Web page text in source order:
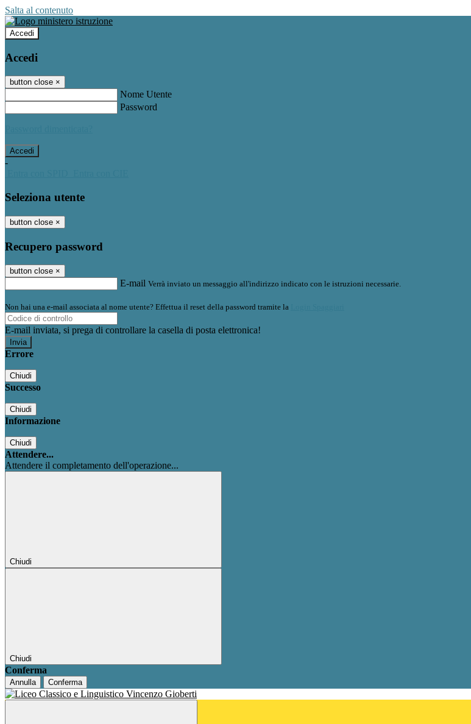
Salta al contenuto
Accedi
Accedi
button close ×
Nome Utente
Password
-
Seleziona utente
button close ×
Recupero password
button close ×
E-mail Verrà inviato un messaggio all'indirizzo indicato con le istruzioni necessarie.
Non hai una e-mail associata al nome utente? Effettua il reset della password tramite la
E-mail inviata, si prega di controllare la casella di posta elettronica!
Errore
Chiudi
Successo
Chiudi
Informazione
Chiudi
Attendere...
Attendere il completamento dell'operazione...
Chiudi
Chiudi
Conferma
Annulla Conferma